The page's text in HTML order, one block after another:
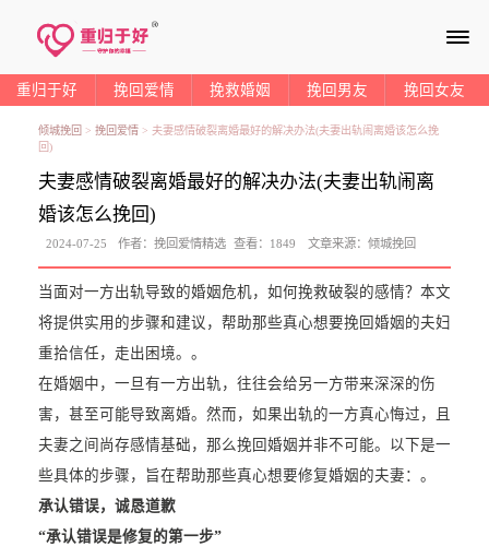
≡
重归于好 挽回爱情 挽救婚姻 挽回男友 挽回女友
倾城挽回 > 挽回爱情> 夫妻感情破裂离婚最好的解决办法(夫妻出轨闹离婚该怎么挽
回)
夫妻感情破裂离婚最好的解决办法(夫妻出轨闹离
婚该怎么挽回)
2024-07-25 作者：挽回爱情精选 查看： 1849 文章来源： 倾城挽回
当面对一方出轨导致的婚姻危机，如何挽救破裂的感情？本文
将提供实用的步骤和建议，帮助那些真心想要挽回婚姻的夫妇
重拾信任，走出困境。。
在婚姻中，一旦有一方出轨，往往会给另一方带来深深的伤
害，甚至可能导致离婚。然而，如果出轨的一方真心悔过，且
夫妻之间尚存感情基础，那么挽回婚姻并非不可能。以下是一
些具体的步骤，旨在帮助那些真心想要修复婚姻的夫妻：。
承认错误，诚恳道歉
“承认错误是修复的第一步”